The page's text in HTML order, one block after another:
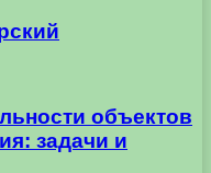
объектов
задачи и